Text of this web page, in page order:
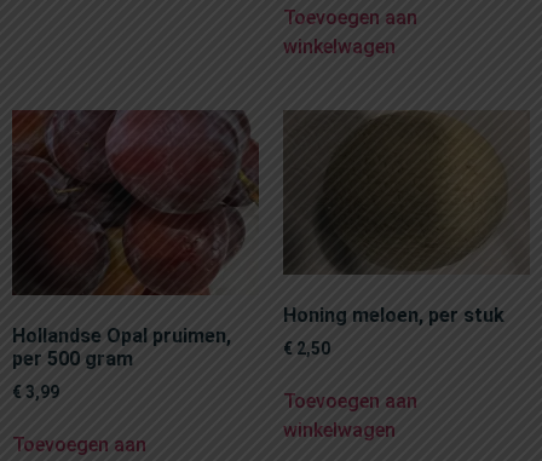
Toevoegen aan
winkelwagen
Hollandse Opal pruimen,
per 500 gram
€ 3,99
Toevoegen aan
Honing meloen, per stuk
€ 2,50
Toevoegen aan
winkelwagen